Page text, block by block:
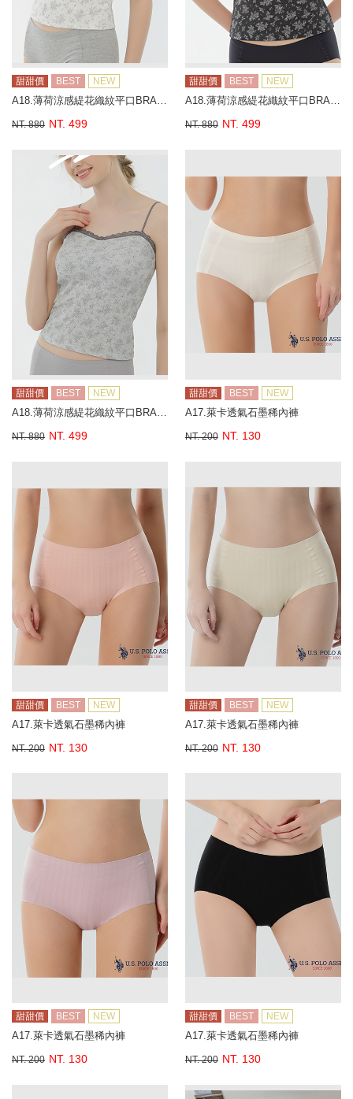
甜甜價 BEST NEW
A18.薄荷涼感緹花織紋平口BRA背心
NT. 880 NT. 499
甜甜價 BEST NEW
A18.薄荷涼感緹花織紋平口BRA背心
NT. 880 NT. 499
甜甜價 BEST NEW
A18.薄荷涼感緹花織紋平口BRA背心
NT. 880 NT. 499
甜甜價 BEST NEW
A17.萊卡透氣石墨稀內褲
NT. 200 NT. 130
甜甜價 BEST NEW
A17.萊卡透氣石墨稀內褲
NT. 200 NT. 130
甜甜價 BEST NEW
A17.萊卡透氣石墨稀內褲
NT. 200 NT. 130
甜甜價 BEST NEW
A17.萊卡透氣石墨稀內褲
NT. 200 NT. 130
甜甜價 BEST NEW
A17.萊卡透氣石墨稀內褲
NT. 200 NT. 130